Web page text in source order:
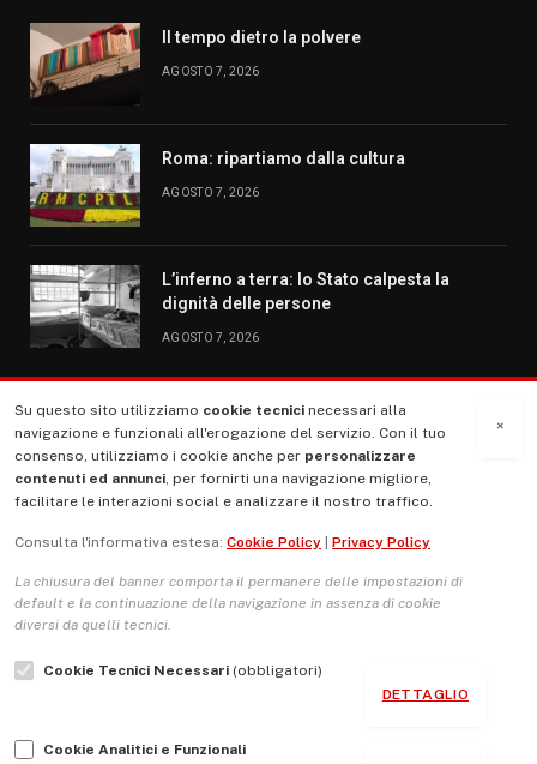
Il tempo dietro la polvere
AGOSTO 7, 2026
Roma: ripartiamo dalla cultura
AGOSTO 7, 2026
L’inferno a terra: lo Stato calpesta la
dignità delle persone
AGOSTO 7, 2026
MENU
La Nostra Storia
Le Copertine
L’Associazione
Indirizzo Socio Politico Culturale
Guida per le autrici e gli autori
×
Su questo sito utilizziamo cookie tecnici necessari alla
navigazione e funzionali all'erogazione del servizio. Con il tuo
consenso, utilizziamo i cookie anche per personalizzare
contenuti ed annunci, per fornirti una navigazione migliore,
facilitare le interazioni social e analizzare il nostro traffico.
Consulta l'informativa estesa: Cookie Policy Privacy Policy
La chiusura del banner comporta il permanere delle impostazioni di
default e la continuazione della navigazione in assenza di cookie
diversi da quelli tecnici.
Cookie Tecnici Necessari (obbligatori)
DETTAGLIO
Cookie Analitici e Funzionali